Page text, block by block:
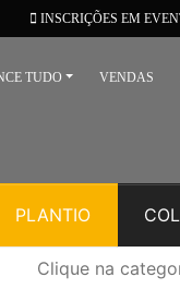
INSCRIÇÕES EM
TUDO VENDAS
PLANTIO
Clique na